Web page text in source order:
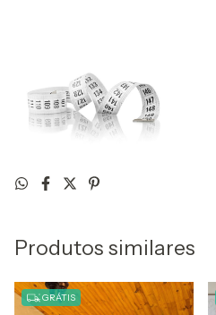
Produtos similares
GRÁTIS